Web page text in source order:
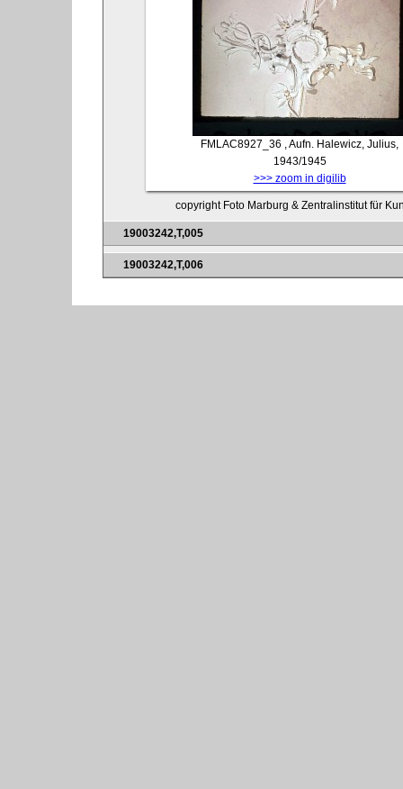
FMLAC8927_36 , Aufn. Halewicz, Julius,
1943/1945
>>> zoom in digilib
copyright Foto Marburg & Zentralinstitut für
19003242,T,005
19003242,T,006